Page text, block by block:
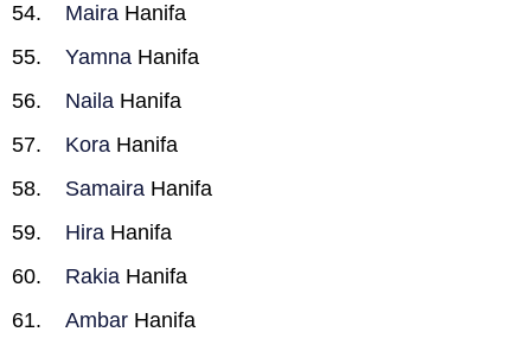
Maira Hanifa
Yamna Hanifa
Naila Hanifa
Kora Hanifa
Samaira Hanifa
Hira Hanifa
Rakia Hanifa
Ambar Hanifa